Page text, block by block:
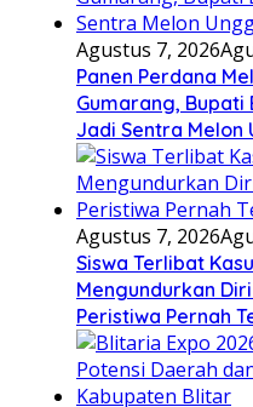
Agustus 7, 2026
Panen Perdana
Gumarang,
Jadi Sentra Melon
Agustus 7, 2026
Siswa Terlibat
Mengundurkan
Peristiwa Pernah